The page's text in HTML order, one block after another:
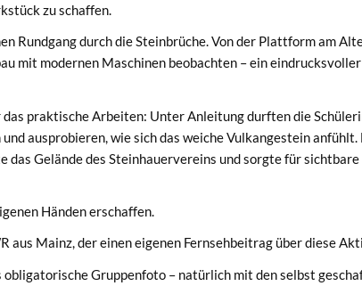
zu schaffen.
Rundgang durch die Steinbrüche. Von der Plattform am
mit modernen Maschinen beobachten – ein
praktische Arbeiten: Unter Anleitung durften die
ausprobieren, wie sich das weiche Vulkangestein
das Gelände des Steinhauervereins und sorgte für sichtbare
Händen erschaffen.
aus Mainz, der einen eigenen Fernsehbeitrag über diese
obligatorische Gruppenfoto – natürlich mit den selbst